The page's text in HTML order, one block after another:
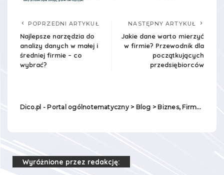
POPRZEDNI ARTYKUŁ
Najlepsze narzędzia do
analizy danych w małej i
średniej firmie – co
wybrać?
NASTĘPNY ARTYKUŁ
Jakie dane warto mierzyć
w firmie? Przewodnik dla
początkujących
przedsiębiorców
Dico.pl - Portal ogólnotematyczny> Blog >Biznes, Firma > Ile
Wyróżnione przez redakcję: